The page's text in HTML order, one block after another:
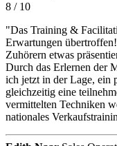
8 / 10
"Das Training &
Erwartungen
Zuhörern etwas
Durch das Erlernen der
ich jetzt in der Lage, ein
gleichzeitig eine
vermittelten Techniken
nationales